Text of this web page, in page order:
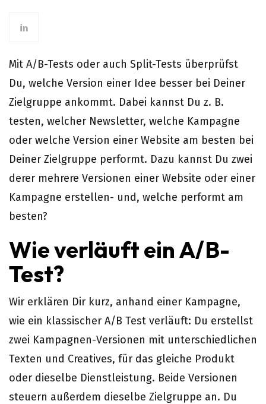
Mit A/B-Tests oder auch Split-Tests überprüfst
Du, welche Version einer Idee besser bei Deiner
Zielgruppe ankommt. Dabei kannst Du z. B.
testen, welcher Newsletter, welche Kampagne
oder welche Version einer Website am besten bei
Deiner Zielgruppe performt. Dazu kannst Du zwei
derer mehrere Versionen einer Website oder einer
Kampagne erstellen- und, welche performt am
besten?
Wie verläuft ein A/B-
Test?
Wir erklären Dir kurz, anhand einer Kampagne,
wie ein klassischer A/B Test verläuft: Du erstellst
zwei Kampagnen-Versionen mit unterschiedlichen
Texten und Creatives, für das gleiche Produkt
oder dieselbe Dienstleistung. Beide Versionen
steuern außerdem dieselbe Zielgruppe an. Du